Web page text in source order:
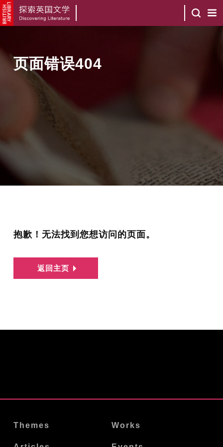
页面错误404
抱歉！无法找到您想访问的页面。
返回主页
Themes Works